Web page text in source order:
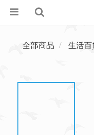
全部商品 生活百